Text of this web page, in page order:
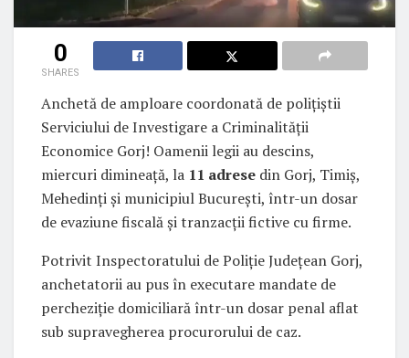
0
SHARES
Anchetă de amploare coordonată de polițiștii
Serviciului de Investigare a Criminalității
Economice Gorj! Oamenii legii au descins,
miercuri dimineață, la 11 adrese din Gorj, Timiș,
Mehedinți și municipiul București, într-un dosar
de evaziune fiscală și tranzacții fictive cu firme.
Potrivit Inspectoratului de Poliție Județean Gorj,
anchetatorii au pus în executare mandate de
percheziție domiciliară într-un dosar penal aflat
sub supravegherea procurorului de caz.